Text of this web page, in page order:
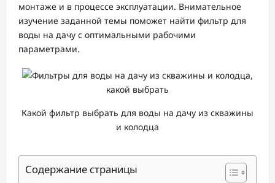
монтаже и в процессе эксплуатации. Внимательное
изучение заданной темы поможет найти фильтр для
воды на дачу с оптимальными рабочими
параметрами.
Какой фильтр выбрать для воды на дачу из скважины
и колодца
Содержание страницы